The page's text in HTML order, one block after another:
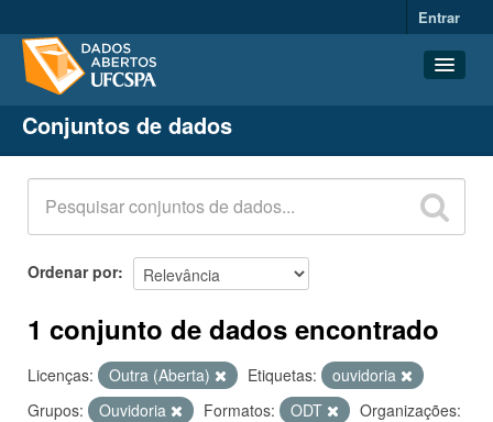
Entrar
Conjuntos de dados
Organizações
Grupos
Sobre
Conjuntos de dados
Ordenar por
1 conjunto de dados encontrado
Licenças: Outra (Aberta) Etiquetas:
ouvidoria
Grupos:
Ouvidoria Formatos: ODT
Organizações: